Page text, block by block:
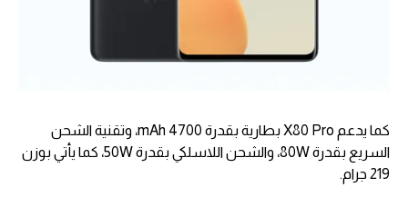
كما يدعم X80 Pro بطارية بقدرة 4700 mAh، وتقنية الشحن
السريع بقدرة 80W، والشحن اللاسلكي بقدرة 50W، كما يأتي بوزن
219 جرام.